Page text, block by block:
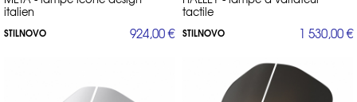
italien
STILNOVO 924,00 €
tactile
STILNOVO 1 530,00 €